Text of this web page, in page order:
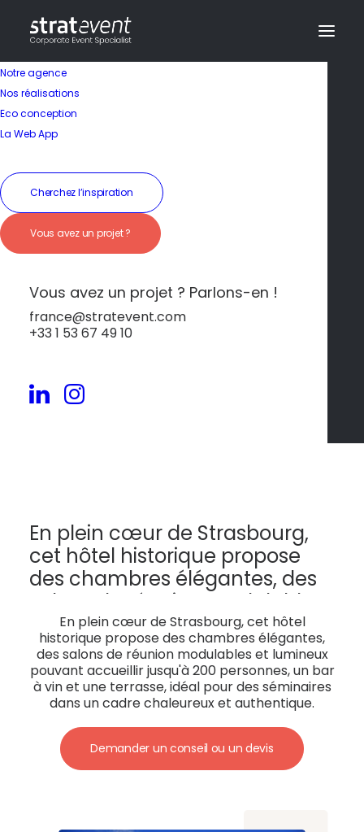
Notre agence
Nos réalisations
Eco conception
La Web App
Cherchez l’inspiration
Vous avez un projet ?
Vous avez un projet ? Parlons-en !
france@stratevent.com
+33 1 53 67 49 10
Élégance historique et
confort moderne
En plein cœur de Strasbourg,
cet hôtel historique propose
des chambres élégantes, des
salons de réunion modulables
et lumineux pouvant accueillir
jusqu'à 200 personnes, un bar
à vin et une terrasse, idéal pour
des séminaires dans un cadre
chaleureux et authentique.
En plein cœur de Strasbourg, cet hôtel
historique propose des chambres élégantes,
des salons de réunion modulables et lumineux
pouvant accueillir jusqu'à 200 personnes, un bar
à vin et une terrasse, idéal pour des séminaires
dans un cadre chaleureux et authentique.
Demander un conseil ou un devis